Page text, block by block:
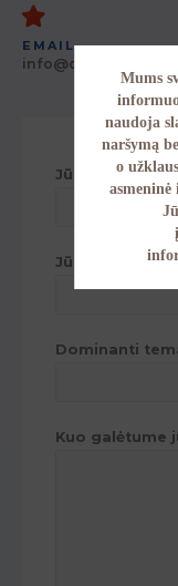
EMAIL
info@dpgsystems.lt
Jūsų vardas
Jūsų
Dominanti
Kuo galėtume
Mums
naudoja
naršymą
o